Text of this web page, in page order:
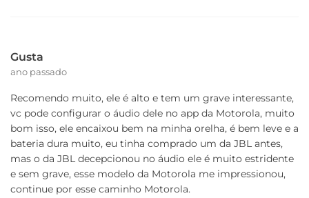
Gusta
ano passado
Recomendo muito, ele é alto e tem um grave interessante,
vc pode configurar o áudio dele no app da Motorola, muito
bom isso, ele encaixou bem na minha orelha, é bem leve e a
bateria dura muito, eu tinha comprado um da JBL antes,
mas o da JBL decepcionou no áudio ele é muito estridente
e sem grave, esse modelo da Motorola me impressionou,
continue por esse caminho Motorola.